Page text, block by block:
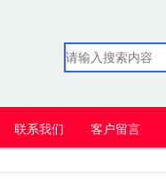
联系我们 客户留言